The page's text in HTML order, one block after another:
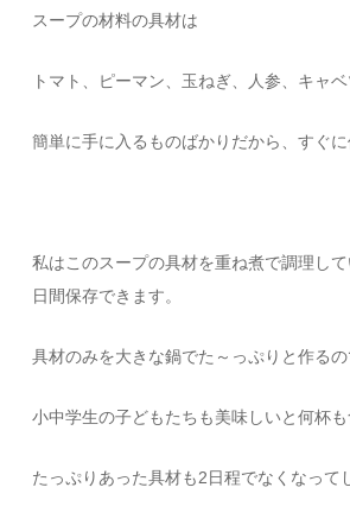
スープの材料の具材は
トマト、ピーマン、玉ねぎ、人参、キャ
簡単に手に入るものばかりだから、すぐに
私はこのスープの具材を重ね煮で調理し
日間保存できます。
具材のみを大きな鍋でた～っぷりと作る
小中学生の子どもたちも美味しいと何杯
たっぷりあった具材も2日程でなくなって